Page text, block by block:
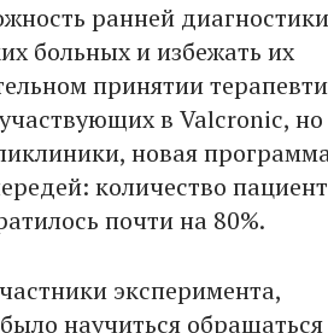
ранней диагностики
больных и избежать их
принятии
в Valcronic, но
новая
количество
почти на 80%.
эксперимента,
научиться обращаться